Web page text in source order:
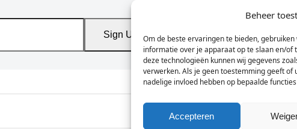
Beheer
Om de beste ervaringen te bieden,
informatie over je apparaat op te slaan en/
deze technologieën kunnen wij gegevens
verwerken. Als je geen toestemming geeft
nadelige invloed hebben op bepaalde
Accepteren
Sign Up